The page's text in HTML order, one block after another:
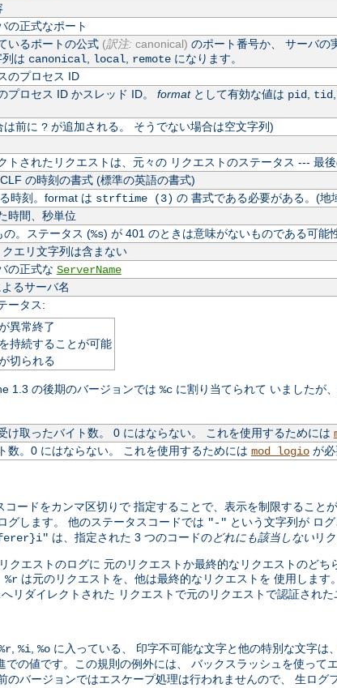
の正式なポート
いるポートの公式 (訳注: canonical) のポート番号か、 サーバの
は canonical local remoteになります。
のプロセス ID
プロセス ID かスレッド ID。 formatとして有効な値は pid, tid,
は前に ?が追加される。 そうでない場合は空文字列)
トされたリクエストは、元々の リクエストのステータス --- 最
の時刻の書式 (標準の英語の書式)
時刻。format は strftime (3) の 書式である必要がある。(地
時間、秒単位
の。ステータス (%s) が 401 のときは意味がないものである可能
エリ文字列は含まない
の正式な ServerName
るサーバ名
ータス:
異常終了
持続することが可能
切られる
1.3 の後期のバージョンでは %cに割り当てられて いましたが
け取ったバイト数。 0 にはならない。 これを使用するためには
数。0 にはならない。 これを使用するためには mod_logioが必
ードをカンマ区切りで 指定することで、表示を制限すること
グします。 他のステータスコードでは "-" という文字列が ロ
は、指定された 3 つのコードのどれにも該当しないリ
クエストのログに 元のリクエストか最終的なリクエストのど
%r は元のリクエストを、他は最終的なリクエストを 使用しま
リダイレクトされた リクエストで元のリクエストで認証され
, %i, %o に入っている、 印字不可能な文字と他の特別な文字は、
での値です。この規則の例外には、 バックスラッシュを使って
のバージョンではエスケープ処理は行われませんので、 生ログ